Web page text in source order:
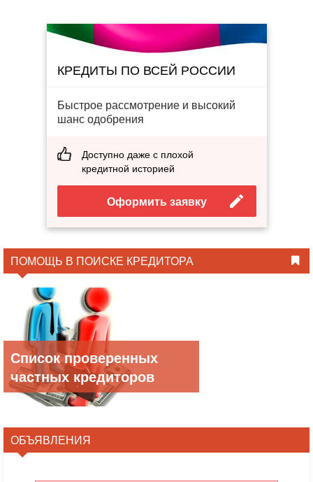
КРЕДИТЫ ПО ВСЕЙ РОССИИ
Быстрое рассмотрение и высокий
шанс одобрения
Доступно даже с плохой
кредитной историей
Оформить заявку
ПОМОЩЬ В ПОИСКЕ КРЕДИТОРА
Список проверенных
частных кредиторов
ОБЪЯВЛЕНИЯ